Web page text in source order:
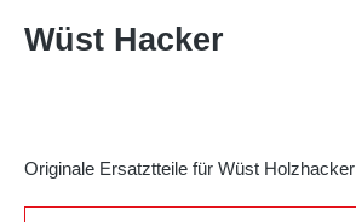
Wüst Hacker
Originale Ersatztteile für Wüst Holzhacker